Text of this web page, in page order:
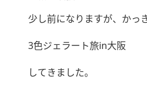
少し前になりますが、かっ
3色ジェラート旅in大阪
してきました。